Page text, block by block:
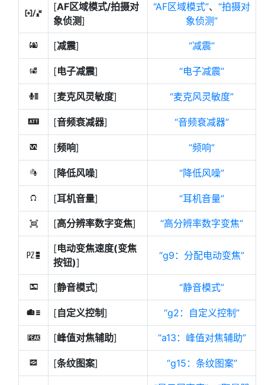
7
[AF区域模式/拍摄对
象侦测]
AF区域模式 、
拍摄对
象侦测
u [减震] 减震
4 [电子减震] 电子减震
H [麦克风灵敏度] 麦克风灵敏度
5 [音频衰减器] 音频衰减器
6 [频响] 频响
7 [降低风噪] 降低风噪
8 [耳机音量] 耳机音量
H [高分辨率数字变焦] 高分辨率数字变焦
v
[电动变焦速度(变焦
按钮)]
g9：分配电动变焦
L [静音模式] 静音模式
w [自定义控制] g2：自定义控制
W [峰值对焦辅助] a13：峰值对焦辅助
9 [条纹图案] g15：条纹图案